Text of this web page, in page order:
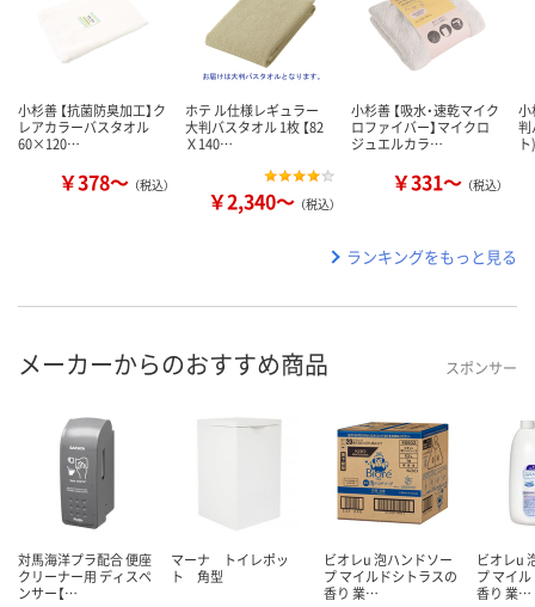
小杉善 【抗菌防臭加工】ク
レアカラーバスタオル
60×120…
￥378～ （税込）
ホテ ル仕様レギュラー
大判バスタオル 1枚 【82
Ｘ140…
￥2,340～ （税込）
小杉善 【吸水・速乾マイク
ロファイバー】マイクロ
ジュエルカラ…
￥331～ （税込）
小
判
ランキングをもっと見る
メーカーからのおすすめ商品 スポンサー
対馬海洋プラ配合 便座
クリーナー用 ディスペ
ンサー【…
マーナ トイレポッ
ト 角型
ビオレu 泡ハンドソー
プ マイルドシトラスの
香り 業…
ビオレu
プ マイ
香り 業…